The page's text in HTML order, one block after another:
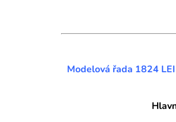
Modelová řada 1824